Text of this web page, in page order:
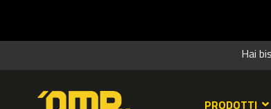
Hai
PRODOTTI